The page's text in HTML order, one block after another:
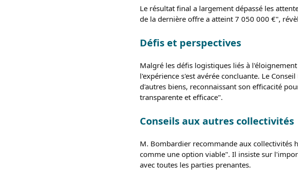
Le résultat final a largement dépassé les
de la dernière offre a atteint 7 050 000 €",
Défis et perspectives
Malgré les défis logistiques liés à
l'expérience s'est avérée concluante. Le
d'autres biens, reconnaissant son efficacité
transparente et efficace".
Conseils aux autres collectivités
M. Bombardier recommande aux collectivités
comme une option viable". Il insiste sur
avec toutes les parties prenantes.